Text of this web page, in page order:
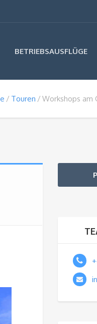
BETRIEBSAUSFLÜGE
Touren Workshops am